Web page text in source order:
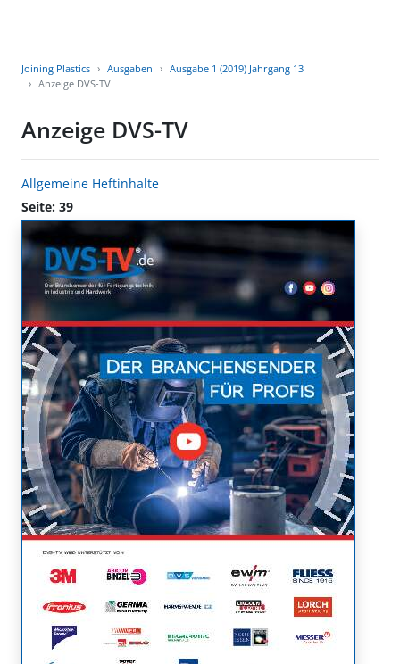
Joining Plastics Ausgaben
Ausgabe 1 (2019) Jahrgang 13
Anzeige DVS-TV
Anzeige DVS-TV
Allgemeine Heftinhalte
Seite: 39